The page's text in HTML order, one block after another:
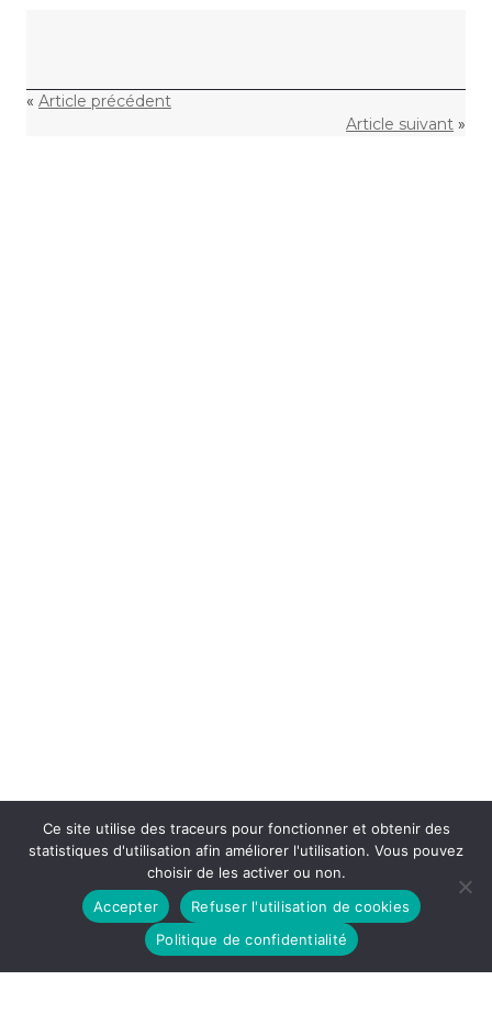
« Article précédent
Article suivant »
Ce site utilise des traceurs pour fonctionner et obtenir des
statistiques d'utilisation afin améliorer l'utilisation. Vous pouvez
choisir de les activer ou non.
Accepter
Refuser l'utilisation de cookies
Politique de confidentialité